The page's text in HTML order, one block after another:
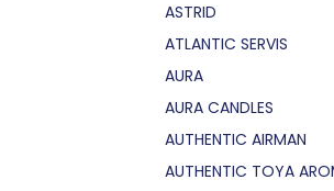
ASTRID
ATLANTIC SERVIS
AURA
AURA CANDLES
AUTHENTIC AIRMAN
AUTHENTIC TOYA